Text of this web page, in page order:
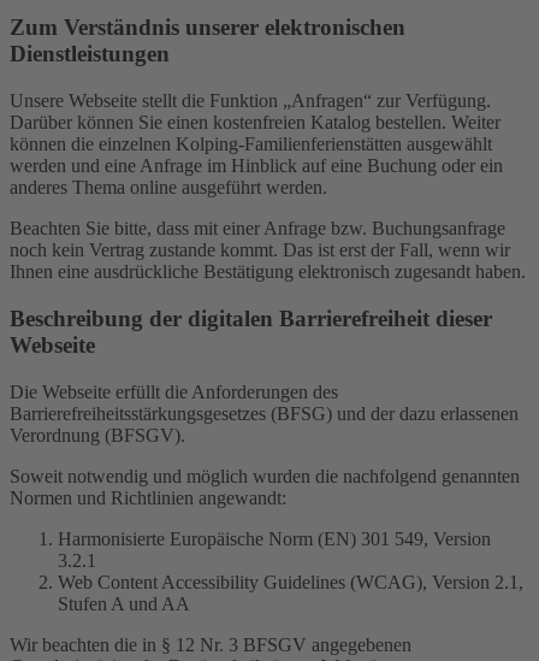
Zum Verständnis unserer elektronischen
Dienstleistungen
Unsere Webseite stellt die Funktion „Anfragen“ zur Verfügung.
Darüber können Sie einen kostenfreien Katalog bestellen. Weiter
können die einzelnen Kolping-Familienferienstätten ausgewählt
werden und eine Anfrage im Hinblick auf eine Buchung oder ein
anderes Thema online ausgeführt werden.
Beachten Sie bitte, dass mit einer Anfrage bzw. Buchungsanfrage
noch kein Vertrag zustande kommt. Das ist erst der Fall, wenn wir
Ihnen eine ausdrückliche Bestätigung elektronisch zugesandt haben.
Beschreibung der digitalen Barrierefreiheit dieser
Webseite
Die Webseite erfüllt die Anforderungen des
Barrierefreiheitsstärkungsgesetzes (BFSG) und der dazu erlassenen
Verordnung (BFSGV).
Soweit notwendig und möglich wurden die nachfolgend genannten
Normen und Richtlinien angewandt:
Harmonisierte Europäische Norm (EN) 301 549, Version
3.2.1
Web Content Accessibility Guidelines (WCAG), Version 2.1,
Stufen A und AA
Wir beachten die in § 12 Nr. 3 BFSGV angegebenen